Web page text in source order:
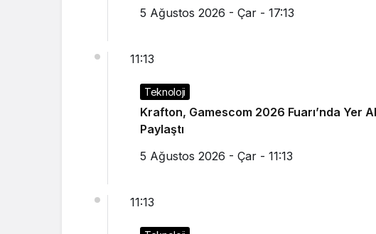
5 Ağustos 2026 - Çar - 17:13
11:13
Teknoloji
Krafton, Gamescom 2026 Fuarı’nda Yer
Paylaştı
5 Ağustos 2026 - Çar - 11:13
11:13